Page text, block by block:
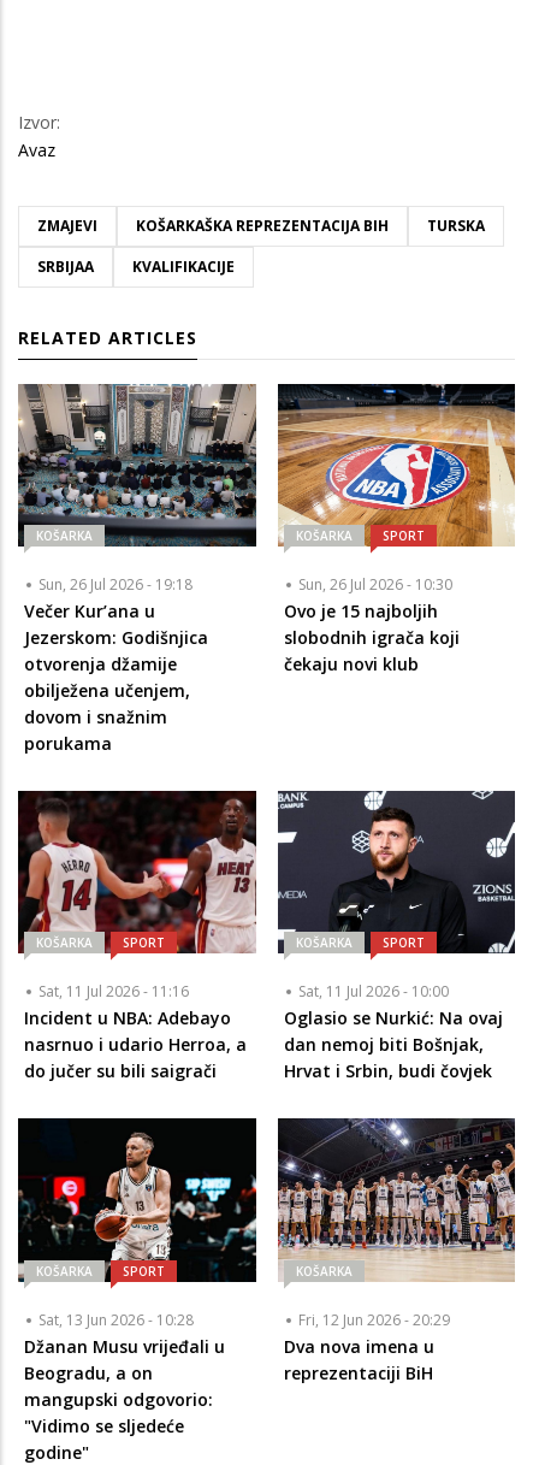
Izvor:
Avaz
ZMAJEVI KOŠARKAŠKA REPREZENTACIJA BIH
TURSKA
SRBIJAA
KVALIFIKACIJE
RELATED ARTICLES
KOŠARKA
Sun, 26 Jul 2026 - 19:18
Večer Kur’ana u
Jezerskom: Godišnjica
otvorenja džamije
obilježena učenjem,
dovom i snažnim
porukama
KOŠARKA SPORT
Sun, 26 Jul 2026 - 10:30
Ovo je 15 najboljih
slobodnih igrača koji
čekaju novi klub
KOŠARKA SPORT
Sat, 11 Jul 2026 - 11:16
Incident u NBA: Adebayo
nasrnuo i udario Herroa, a
do jučer su bili saigrači
KOŠARKA SPORT
Sat, 11 Jul 2026 - 10:00
Oglasio se Nurkić: Na ovaj
dan nemoj biti Bošnjak,
Hrvat i Srbin, budi čovjek
KOŠARKA SPORT
Sat, 13 Jun 2026 - 10:28
Džanan Musu vrijeđali u
Beogradu, a on
mangupski odgovorio:
"Vidimo se sljedeće
godine"
KOŠARKA
Fri, 12 Jun 2026 - 20:29
Dva nova imena u
reprezentaciji BiH